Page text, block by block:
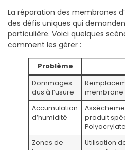
La réparation des membranes
des défis uniques qui
particulière. Voici quelques
comment les gérer :
Problème
Dommages
dus à l’usure
membrane
Accumulation
d’humidité
produit
Zones de
Utilisation